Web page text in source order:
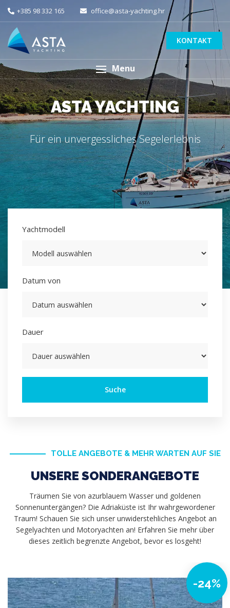
+385 98 332 165 office@asta-yachting.hr
KONTAKT
Menu
ASTA YACHTING
Für ein unvergessliches Segelerlebnis
Yachtmodell
Datum von
Dauer
TOLLE ANGEBOTE & MEHR WARTEN AUF SIE
UNSERE SONDERANGEBOTE
Träumen Sie von azurblauem Wasser und goldenen
Sonnenuntergängen? Die Adriaküste ist Ihr wahrgewordener
Traum! Schauen Sie sich unser unwiderstehliches Angebot an
Segelyachten und Motoryachten an! Erfahren Sie mehr über
dieses zeitlich begrenzte Angebot, bevor es losgeht!
-24%